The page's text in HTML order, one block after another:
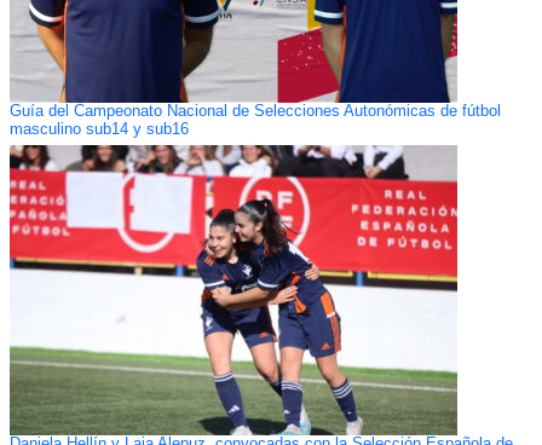
Guía del Campeonato Nacional de Selecciones Autonómicas de fútbol
masculino sub14 y sub16